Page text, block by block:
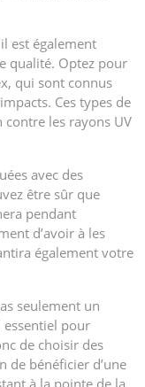
est également
qualité. Optez pour
qui sont connus
Ces types de
les rayons UV
avec des
être sûr que
pendant
d’avoir à les
également votre
seulement un
essentiel pour
de choisir des
de bénéficier d’une
à la pointe de la